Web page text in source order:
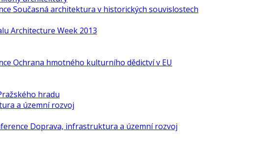
Současná architektura v historických souvislostech
Architecture Week 2013
Ochrana hmotného kulturního dědictví v EU
hradu
a územní rozvoj
Doprava, infrastruktura a územní rozvoj